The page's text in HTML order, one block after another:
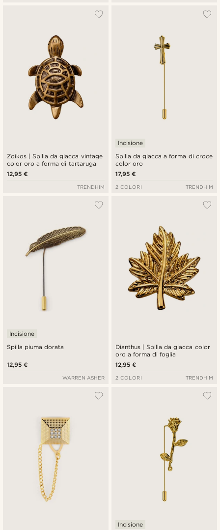
Zoikos | Spilla da giacca vintage
color oro a forma di tartaruga
12,95 €
TRENDHIM
Spilla da giacca a forma di croce
color oro
Incisione
17,95 €
2 COLORI TRENDHIM
Spilla piuma dorata
Incisione
12,95 €
WARREN ASHER
Dianthus | Spilla da giacca color
oro a forma di foglia
12,95 €
2 COLORI TRENDHIM
Incisione